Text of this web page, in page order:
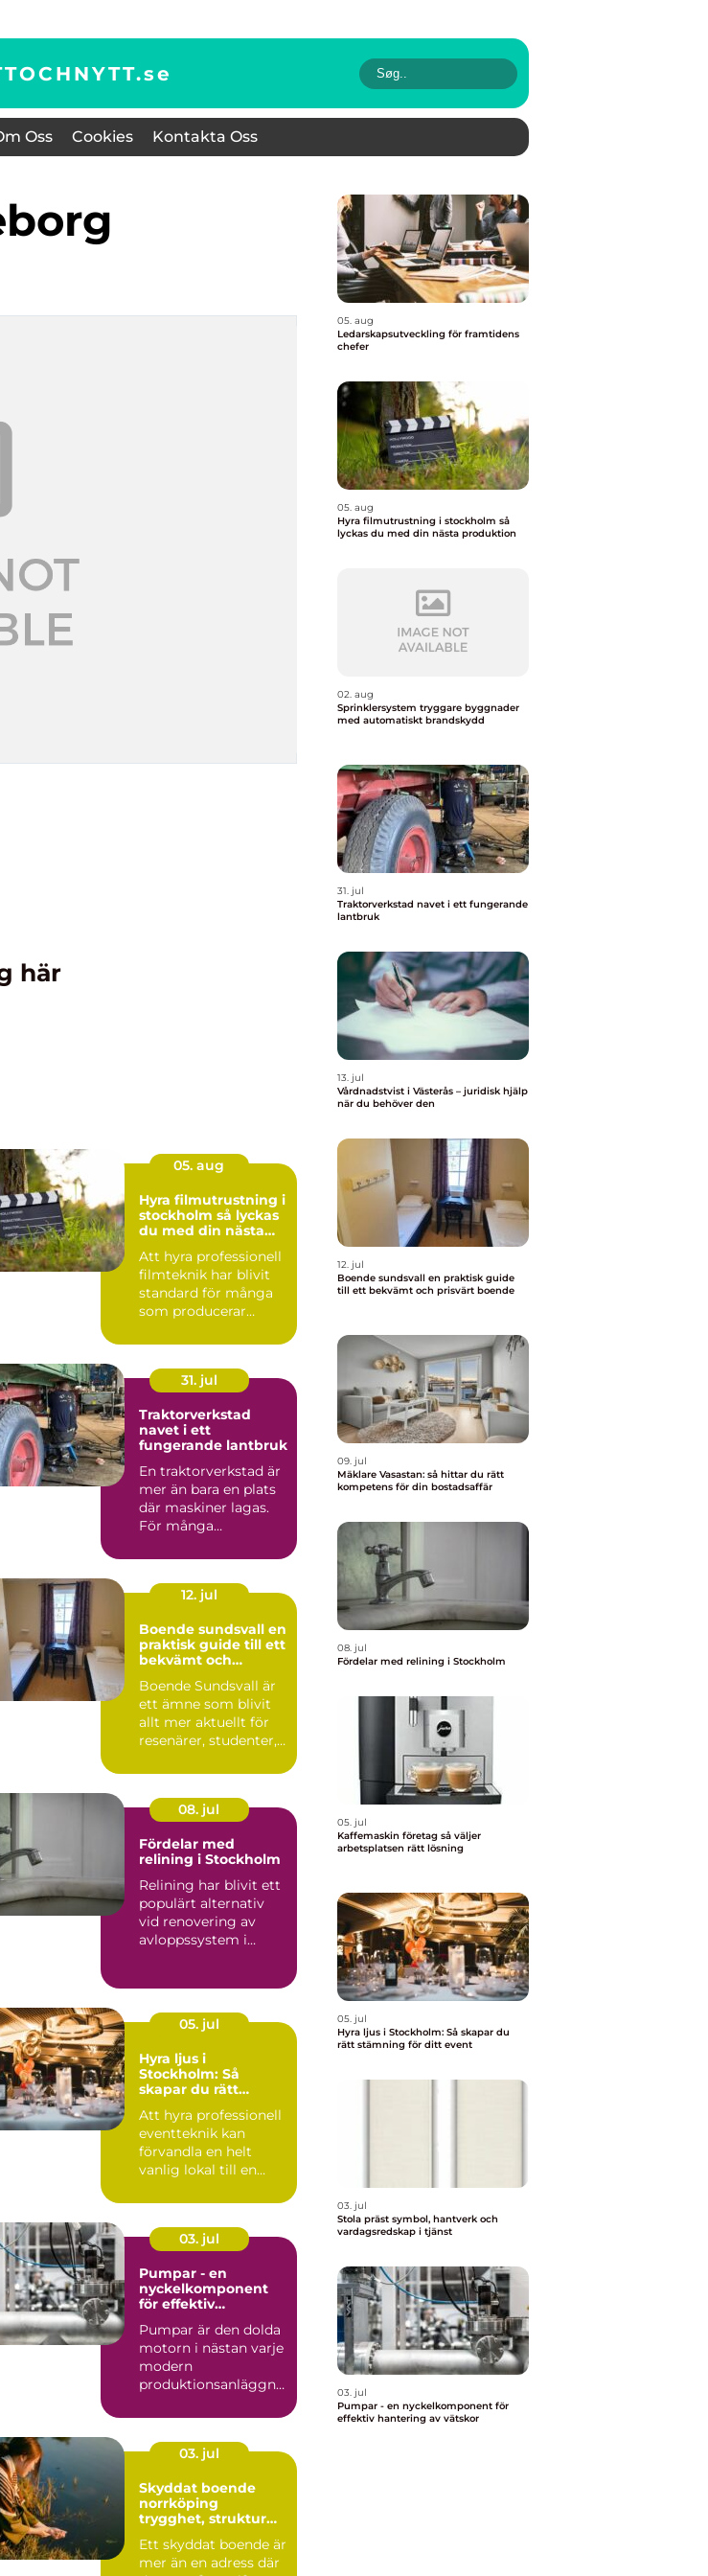
se
Oss Cookies Kontakta Oss
här
05. aug
Hyra filmutrustning i
stockholm så lyckas
du med din nästa
Att hyra professionell
filmteknik har blivit
standard för många
som producerar
webbvideo...
31. jul
Traktorverkstad
navet i ett
fungerande lantbruk
En traktorverkstad är
mer än bara en plats
där maskiner lagas.
För många
hjärtat ...
12. jul
Boende sundsvall en
praktisk guide till ett
bekvämt och
Boende Sundsvall är
ett ämne som blivit
allt mer aktuellt för
resenärer, studenter,
08. jul
Fördelar med
relining i Stockholm
Relining har blivit ett
populärt alternativ
vid renovering av
avloppssystem i
05. jul
Hyra ljus i
Stockholm: Så
skapar du rätt
event
Att hyra professionell
eventteknik kan
förvandla en helt
vanlig lokal till en
03. jul
Pumpar - en
nyckelkomponent
för effektiv
Pumpar är den dolda
motorn i nästan varje
modern
produktionsanläggni
03. jul
Skyddat boende
norrköping
trygghet, struktur
Ett skyddat boende är
mer än en adress där
05. aug
Ledarskapsutveckling för framtidens
chefer
05. aug
Hyra filmutrustning i stockholm så
lyckas du med din nästa produktion
02. aug
Sprinklersystem tryggare byggnader
med automatiskt brandskydd
31. jul
Traktorverkstad navet i ett fungerande
lantbruk
13. jul
Vårdnadstvist i Västerås – juridisk hjälp
när du behöver den
12. jul
Boende sundsvall en praktisk guide
till ett bekvämt och prisvärt boende
09. jul
Mäklare Vasastan: så hittar du rätt
kompetens för din bostadsaffär
08. jul
Fördelar med relining i Stockholm
05. jul
Kaffemaskin företag så väljer
arbetsplatsen rätt lösning
05. jul
Hyra ljus i Stockholm: Så skapar du
rätt stämning för ditt event
03. jul
Stola präst symbol, hantverk och
vardagsredskap i tjänst
03. jul
Pumpar - en nyckelkomponent för
effektiv hantering av vätskor